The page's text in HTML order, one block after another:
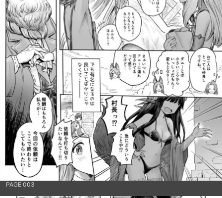
PAGE 003